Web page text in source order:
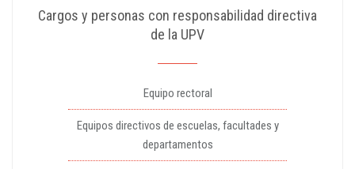
Cargos y personas con responsabilidad directiva
de la UPV
Equipo rectoral
Equipos directivos de escuelas, facultades y
departamentos